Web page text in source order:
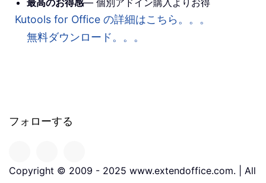
Kutools for Office の詳細はこちら。。。
無料ダウンロード。。。
フォローする
Copyright © 2009 - 2025 www.extendoffice.com. | All